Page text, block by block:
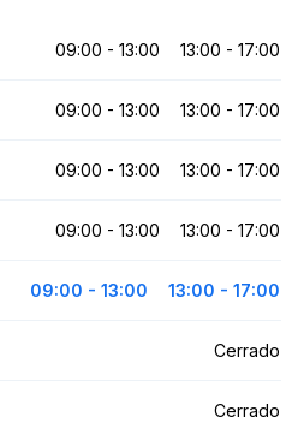
09:00 - 13:00 13:00 - 17:00
09:00 - 13:00 13:00 - 17:00
09:00 - 13:00 13:00 - 17:00
09:00 - 13:00 13:00 - 17:00
09:00 - 13:00 13:00 - 17:00
Cerrado
Cerrado